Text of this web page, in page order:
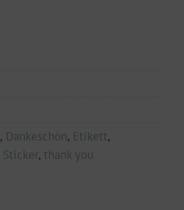
, Dankeschön, Etikett,
Sticker, thank you